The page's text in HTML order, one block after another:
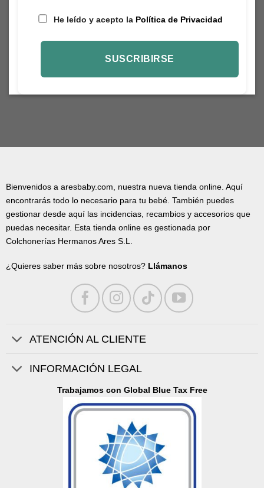
He leído y acepto la Política de Privacidad
Bienvenidos a aresbaby.com, nuestra nueva tienda online. Aquí
encontrarás todo lo necesario para tu bebé. También puedes
gestionar desde aquí las incidencias, recambios y accesorios que
puedas necesitar. Esta tienda online es gestionada por
Colchonerías Hermanos Ares S.L.
¿Quieres saber más sobre nosotros? Llámanos
ATENCIÓN AL CLIENTE
INFORMACIÓN LEGAL
Trabajamos con Global Blue Tax Free